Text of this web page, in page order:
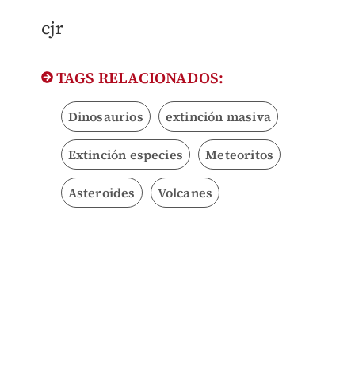
cjr
TAGS RELACIONADOS:
Dinosaurios extinción masiva
Extinción especies Meteoritos
Asteroides Volcanes